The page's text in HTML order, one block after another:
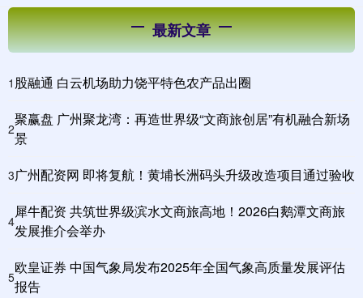
最新文章
1 股融通 白云机场助力饶平特色农产品出圈
2
聚赢盘 广州聚龙湾：再造世界级“文商旅创居”有机融合新场
景
3广州配资网 即将复航！黄埔长洲码头升级改造项目通过验收
4
犀牛配资 共筑世界级滨水文商旅高地！2026白鹅潭文商旅
发展推介会举办
5
欧皇证券 中国气象局发布2025年全国气象高质量发展评估
报告